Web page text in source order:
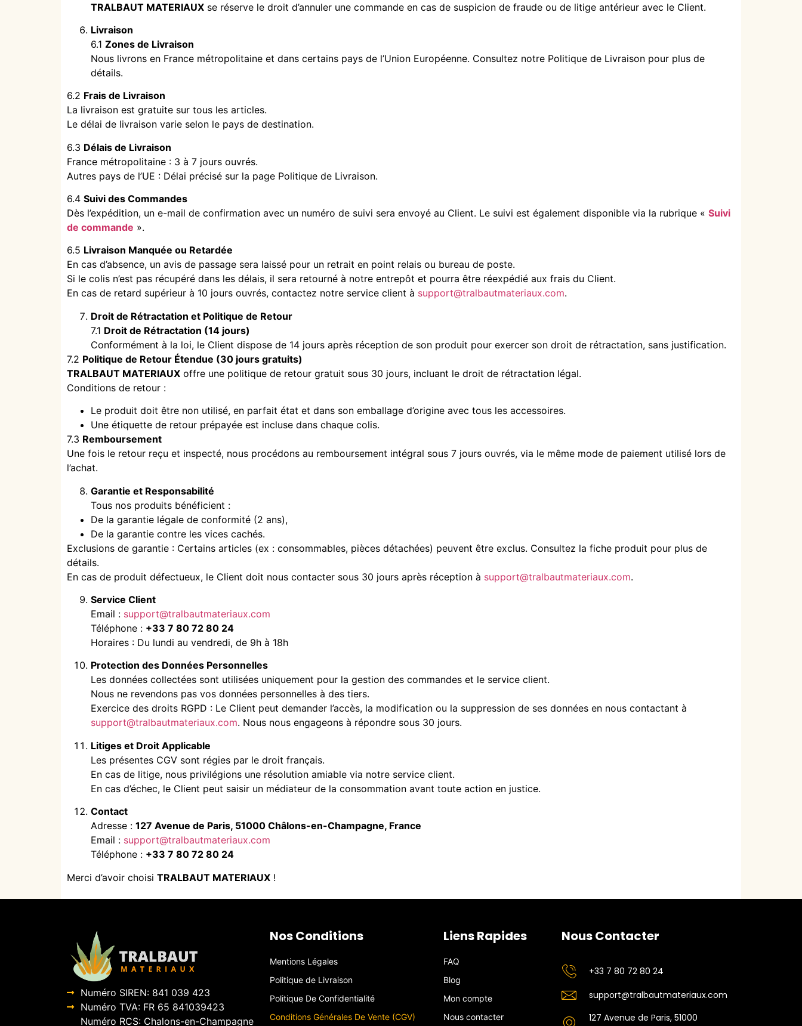
TRALBAUT MATERIAUX se réserve le droit d’annuler une commande en cas de suspicion de fraude ou de litige antérieur avec le Client.
Livraison
6.1 Zones de Livraison
Nous livrons en France métropolitaine et dans certains pays de l’Union Européenne. Consultez notre Politique de Livraison pour plus de
détails.
6.2 Frais de Livraison
La livraison est gratuite sur tous les articles.
Le délai de livraison varie selon le pays de destination.
6.3 Délais de Livraison
France métropolitaine : 3 à 7 jours ouvrés.
Autres pays de l’UE : Délai précisé sur la page Politique de Livraison.
6.4 Suivi des Commandes
Dès l’expédition, un e-mail de confirmation avec un numéro de suivi sera envoyé au Client. Le suivi est également disponible via la rubrique « Suivi
de commande ».
6.5 Livraison Manquée ou Retardée
En cas d’absence, un avis de passage sera laissé pour un retrait en point relais ou bureau de poste.
Si le colis n’est pas récupéré dans les délais, il sera retourné à notre entrepôt et pourra être réexpédié aux frais du Client.
En cas de retard supérieur à 10 jours ouvrés, contactez notre service client à support@tralbautmateriaux.com.
Droit de Rétractation et Politique de Retour
7.1 Droit de Rétractation (14 jours)
Conformément à la loi, le Client dispose de 14 jours après réception de son produit pour exercer son droit de rétractation, sans justification.
7.2 Politique de Retour Étendue (30 jours gratuits)
TRALBAUT MATERIAUX offre une politique de retour gratuit sous 30 jours, incluant le droit de rétractation légal.
Conditions de retour :
Le produit doit être non utilisé, en parfait état et dans son emballage d’origine avec tous les accessoires.
Une étiquette de retour prépayée est incluse dans chaque colis.
7.3 Remboursement
Une fois le retour reçu et inspecté, nous procédons au remboursement intégral sous 7 jours ouvrés, via le même mode de paiement utilisé lors de
l’achat.
Garantie et Responsabilité
Tous nos produits bénéficient :
De la garantie légale de conformité (2 ans),
De la garantie contre les vices cachés.
Exclusions de garantie : Certains articles (ex : consommables, pièces détachées) peuvent être exclus. Consultez la fiche produit pour plus de
détails.
En cas de produit défectueux, le Client doit nous contacter sous 30 jours après réception à support@tralbautmateriaux.com.
Service Client
Email : support@tralbautmateriaux.com
Téléphone : +33 7 80 72 80 24
Horaires : Du lundi au vendredi, de 9h à 18h
Protection des Données Personnelles
Les données collectées sont utilisées uniquement pour la gestion des commandes et le service client.
Nous ne revendons pas vos données personnelles à des tiers.
Exercice des droits RGPD : Le Client peut demander l’accès, la modification ou la suppression de ses données en nous contactant à
support@tralbautmateriaux.com. Nous nous engageons à répondre sous 30 jours.
Litiges et Droit Applicable
Les présentes CGV sont régies par le droit français.
En cas de litige, nous privilégions une résolution amiable via notre service client.
En cas d’échec, le Client peut saisir un médiateur de la consommation avant toute action en justice.
Contact
Adresse : 127 Avenue de Paris, 51000 Châlons-en-Champagne, France
Email : support@tralbautmateriaux.com
Téléphone : +33 7 80 72 80 24
Merci d’avoir choisi TRALBAUT MATERIAUX !
Numéro SIREN: 841 039 423
Numéro TVA: FR 65 841039423
Numéro RCS: Chalons-en-Champagne
Nos Conditions
Mentions Légales
Politique de Livraison
Politique De Confidentialité
Conditions Générales De Vente (CGV)
Liens Rapides
FAQ
Blog
Mon compte
Nous contacter
Nous Contacter
+33 7 80 72 80 24
support@tralbautmateriaux.com
127 Avenue de Paris, 51000